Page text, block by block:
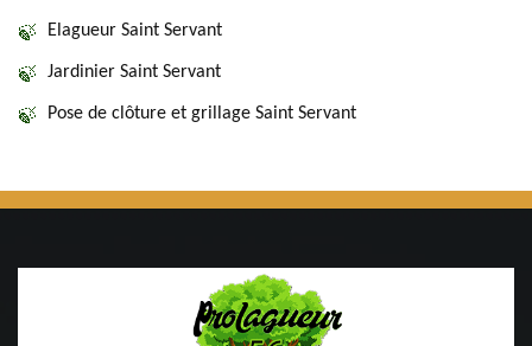
Elagueur Saint Servant
Jardinier Saint Servant
Pose de clôture et grillage Saint Servant